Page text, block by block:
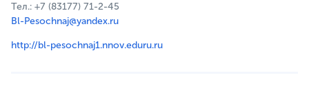
Тел.: +7 (83177) 71-2-45
Bl-Pesochnaj@yandex.ru
http://bl-pesochnaj1.nnov.eduru.ru